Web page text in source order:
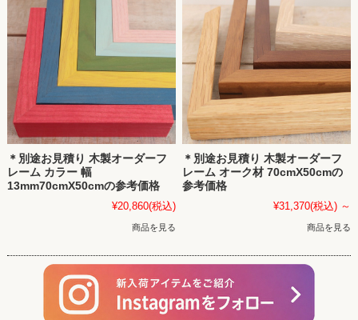
＊別途お見積り 木製オーダーフ
レーム カラー 幅
13mm70cmX50cmの参考価格
¥20,860(税込)
商品を見る
＊別途お見積り 木製オーダーフ
レーム オーク材 70cmX50cmの
参考価格
¥31,370(税込) ～
商品を見る